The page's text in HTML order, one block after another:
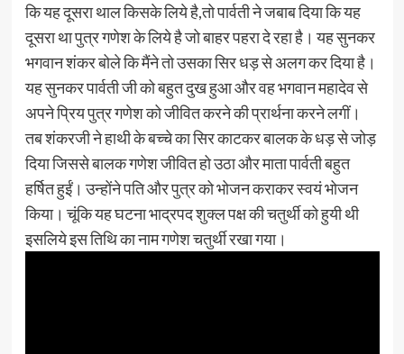
कि यह दूसरा थाल किसके लिये है,तो पार्वती ने जबाब दिया कि यह
दूसरा था पुत्र गणेश के लिये है जो बाहर पहरा दे रहा है। यह सुनकर
भगवान शंकर बोले कि मैंने तो उसका सिर धड़ से अलग कर दिया है।
यह सुनकर पार्वती जी को बहुत दुख हुआ और वह भगवान महादेव से
अपने प्रिय पुत्र गणेश को जीवित करने की प्रार्थना करने लगीं।
तब शंकरजी ने हाथी के बच्चे का सिर काटकर बालक के धड़ से जोड़
दिया जिससे बालक गणेश जीवित हो उठा और माता पार्वती बहुत
हर्षित हुईं। उन्होंने पति और पुत्र को भोजन कराकर स्वयं भोजन
किया। चूंकि यह घटना भाद्रपद शुक्ल पक्ष की चतुर्थी को हुयी थी
इसलिये इस तिथि का नाम गणेश चतुर्थी रखा गया।